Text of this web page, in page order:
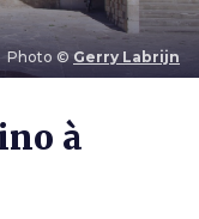
Photo © Gerry Labrijn
à